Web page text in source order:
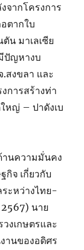
จากโครงการ
ตากใบ
น มาเลเซีย
ปัญหางบ
สงขลา และ
การสร้างท่า
หญ่ – ปาดังเบ
นความมั่นคง
กิจ เกี่ยวกับ
ระหว่างไทย-
นาย
งเกษตรและ
านของอดิศร